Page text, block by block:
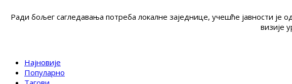
Ради бољег сагледавања потреба локалне заједнице, учешће јавности је
визије
Најновије
Популарно